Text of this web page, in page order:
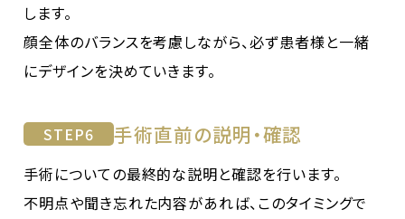
します。
顔全体のバランスを考慮しながら、必ず患者様と一緒
にデザインを決めていきます。
STEP6 手術直前の説明・確認
手術についての最終的な説明と確認を行います。
不明点や聞き忘れた内容があれば、このタイミングで